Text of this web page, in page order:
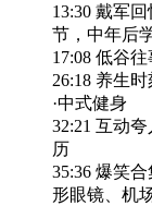
13:30 戴军
节，中年后
17:08 低谷
26:18 养生
·中式健身
32:21 互动
历
35:36 爆笑
形眼镜、机